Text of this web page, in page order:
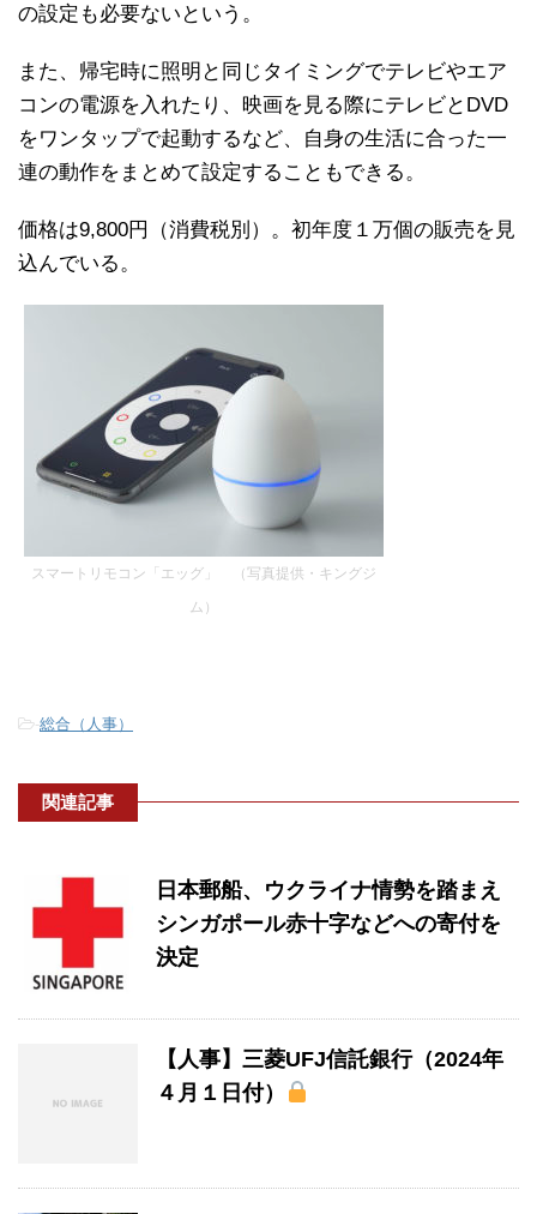
の設定も必要ないという。
また、帰宅時に照明と同じタイミングでテレビやエア
コンの電源を入れたり、映画を見る際にテレビとDVD
をワンタップで起動するなど、自身の生活に合った一
連の動作をまとめて設定することもできる。
価格は9,800円（消費税別）。初年度１万個の販売を見
込んでいる。
スマートリモコン「エッグ」 （写真提供・キングジ
ム）
-総合（人事）
関連記事
日本郵船、ウクライナ情勢を踏まえ
シンガポール赤十字などへの寄付を
決定
【人事】三菱UFJ信託銀行（2024年
４月１日付）